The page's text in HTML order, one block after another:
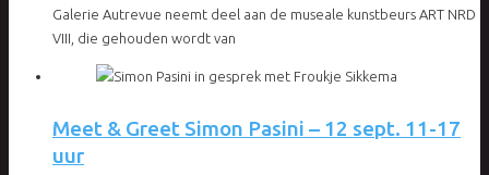
Galerie Autrevue neemt deel aan de museale kunstbeurs ART NRD
VIII, die gehouden wordt van
Meet & Greet Simon Pasini – 12 sept. 11-17
uur